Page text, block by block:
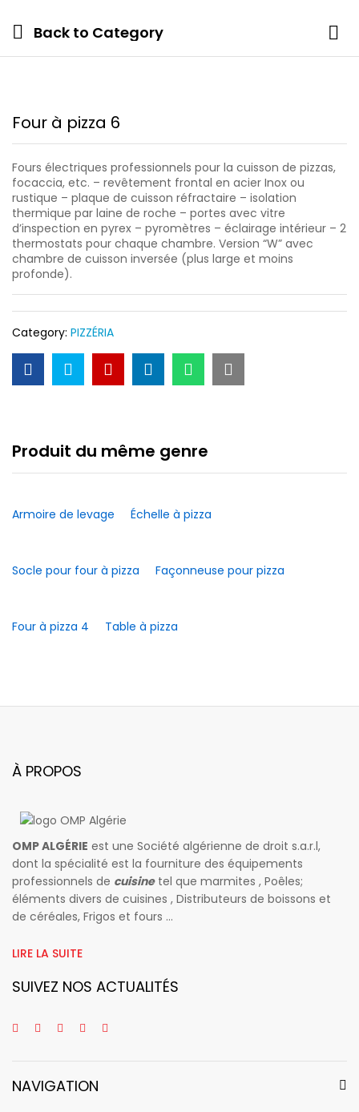
Back to Category
Four à pizza 6
Fours électriques professionnels pour la cuisson de pizzas,
focaccia, etc. – revêtement frontal en acier Inox ou
rustique – plaque de cuisson réfractaire – isolation
thermique par laine de roche – portes avec vitre
d’inspection en pyrex – pyromètres – éclairage intérieur – 2
thermostats pour chaque chambre. Version “W” avec
chambre de cuisson inversée (plus large et moins
profonde).
Category: PIZZÉRIA
Produit du même genre
Armoire de levage Échelle à pizza
Socle pour four à pizza Façonneuse pour pizza
Four à pizza 4 Table à pizza
À PROPOS
OMP ALGÉRIE est une Société algérienne de droit s.a.r.l,
dont la spécialité est la fourniture des équipements
professionnels de cuisine tel que marmites , Poêles;
éléments divers de cuisines , Distributeurs de boissons et
de céréales, Frigos et fours ...
LIRE LA SUITE
SUIVEZ NOS ACTUALITÉS
NAVIGATION